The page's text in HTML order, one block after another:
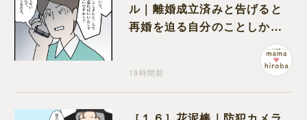
ル｜離婚成立済みと告げると
再婚を迫る自分のことしか考
19時間前